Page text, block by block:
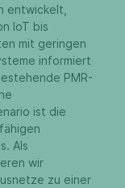
entwickelt,
IoT bis
mit geringen
informiert
PMR-
ist die
Als
wir
zu einer